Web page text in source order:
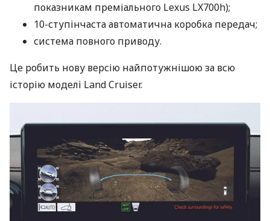
показникам преміального Lexus LX700h);
10-ступінчаста автоматична коробка передач;
система повного приводу.
Це робить нову версію найпотужнішою за всю
історію моделі Land Cruiser.